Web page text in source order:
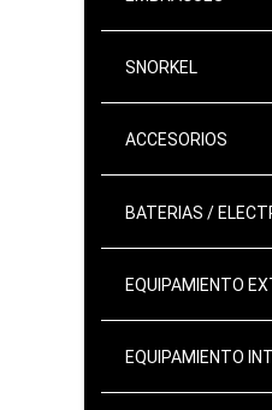
SNORKEL
ACCESORIOS
BATERIAS /
EQUIPAMIENTO
EQUIPAMIENTO